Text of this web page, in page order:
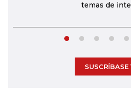
temas de
SUSCRÍBASE